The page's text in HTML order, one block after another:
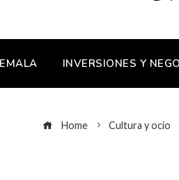
INVERSIONES Y
Home Cultura y ocio